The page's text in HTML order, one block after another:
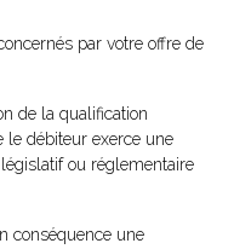
par votre offre de
de la qualification
le débiteur exerce une
ou réglementaire
conséquence une